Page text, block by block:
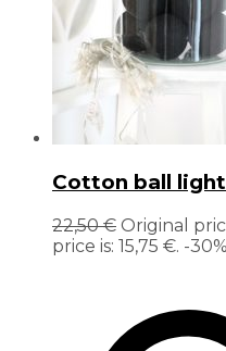
Cotton ball
22,50€ Original
price is: 15,75 €. -30%